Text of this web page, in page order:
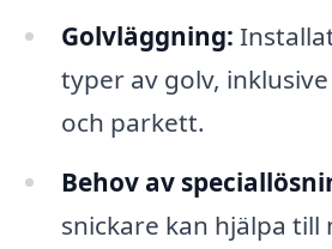
Golvläggning:
typer av golv,
och parkett.
Behov av
snickare kan hjälpa till